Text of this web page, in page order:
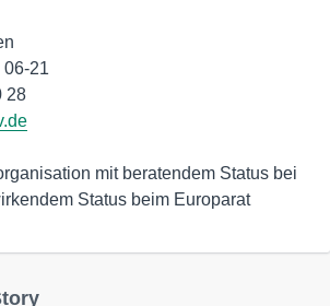
06-21
28
mit beratendem Status bei
Status beim Europarat